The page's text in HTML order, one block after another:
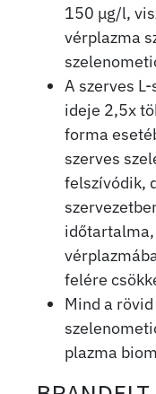
150 μg/l,
vérplazma
A szerves
ideje 2,5x
forma
szerves
felszívódik,
felére
Mind a
plazma